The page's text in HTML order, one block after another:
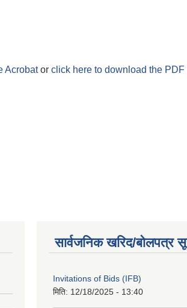
Acrobator click here to download the PDF
सार्वजनिक खरिद/बोलपत्र
Invitations of Bids (IFB)
मिति: 12/18/2025 - 13:40